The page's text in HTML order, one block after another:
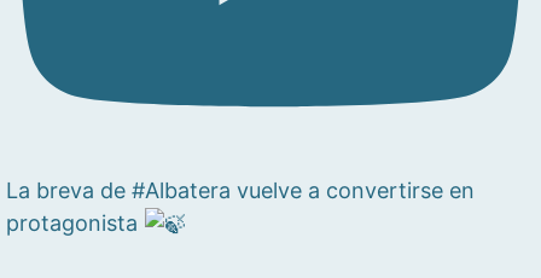
La breva de #Albatera vuelve a convertirse en
protagonista